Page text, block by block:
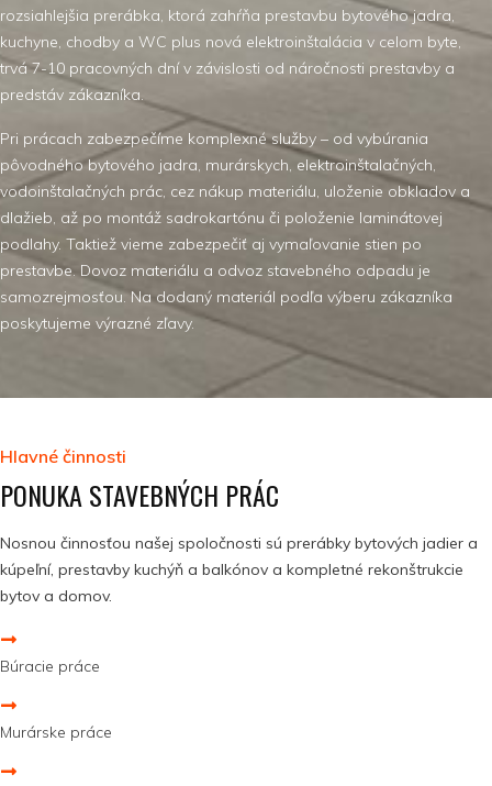
rozsiahlejšia prerábka, ktorá zahŕňa prestavbu bytového jadra,
kuchyne, chodby a WC plus nová elektroinštalácia v celom byte,
trvá 7-10 pracovných dní v závislosti od náročnosti prestavby a
predstáv zákazníka.
Pri prácach zabezpečíme komplexné služby – od vybúrania
pôvodného bytového jadra, murárskych, elektroinštalačných,
vodoinštalačných prác, cez nákup materiálu, uloženie obkladov a
dlažieb, až po montáž sadrokartónu či položenie laminátovej
podlahy. Taktiež vieme zabezpečiť aj vymaľovanie stien po
prestavbe. Dovoz materiálu a odvoz stavebného odpadu je
samozrejmosťou. Na dodaný materiál podľa výberu zákazníka
poskytujeme výrazné zľavy.
Hlavné činnosti
PONUKA STAVEBNÝCH PRÁC
Nosnou činnosťou našej spoločnosti sú prerábky bytových jadier a
kúpeľní, prestavby kuchýň a balkónov a kompletné rekonštrukcie
bytov a domov.
Búracie práce
Murárske práce